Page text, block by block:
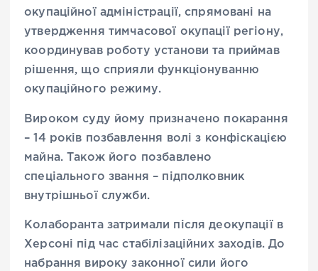
окупаційної адміністрації, спрямовані на
утвердження тимчасової окупації регіону,
координував роботу установи та приймав
рішення, що сприяли функціонуванню
окупаційного режиму.
Вироком суду йому призначено покарання
– 14 років позбавлення волі з конфіскацією
майна. Також його позбавлено
спеціального звання – підполковник
внутрішньої служби.
Колаборанта затримали після деокупації в
Херсоні під час стабілізаційних заходів. До
набрання вироку законної сили його